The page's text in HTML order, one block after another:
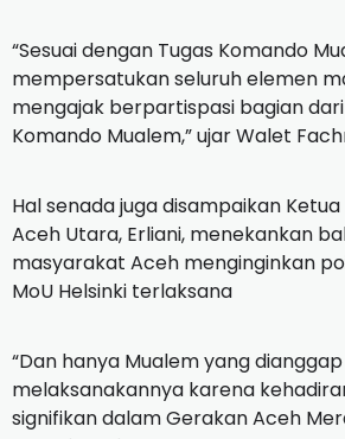
“Sesuai dengan Tugas Komando
mempersatukan seluruh elemen
mengajak berpartispasi bagian
Komando Mualem,” ujar Walet
Hal senada juga disampaikan
Aceh Utara, Erliani, menekankan
masyarakat Aceh menginginkan
MoU Helsinki terlaksana
“Dan hanya Mualem yang
melaksanakannya karena
signifikan dalam Gerakan Aceh